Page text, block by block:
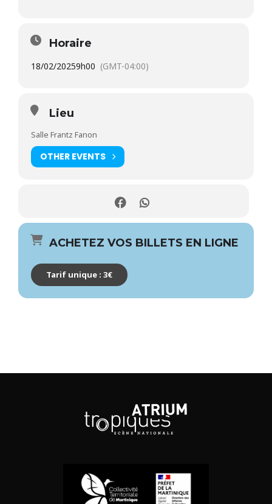
Horaire
18/02/20259h00 (GMT-04:00)
Lieu
Salle Frantz Fanon
OTHER EVENTS
ACHETEZ VOS BILLETS EN LIGNE
Tarif unique : 3€